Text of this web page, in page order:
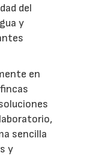
del
y
en
sencilla
y